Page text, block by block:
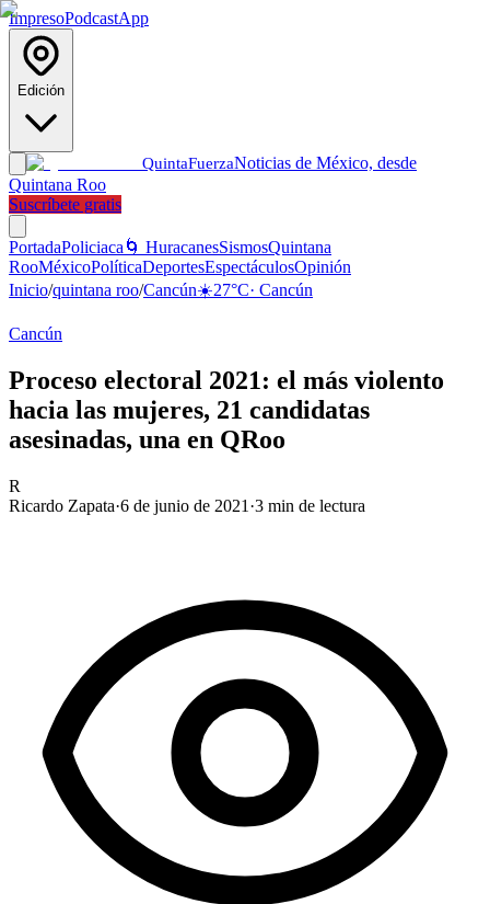
ImpresoPodcastApp
Edición
QuintaFuerzaNoticias de México, desde
Quintana Roo
Suscríbete gratis
PortadaPoliciaca 🌀 HuracanesSismosQuintana
RooMéxicoPolíticaDeportesEspectáculosOpinión
Inicio/quintana roo/Cancún☀️27°C· Cancún
Cancún
Proceso electoral 2021: el más violento
hacia las mujeres, 21 candidatas
asesinadas, una en QRoo
R
Ricardo Zapata·6 de junio de 2021 ·3 min de lectura